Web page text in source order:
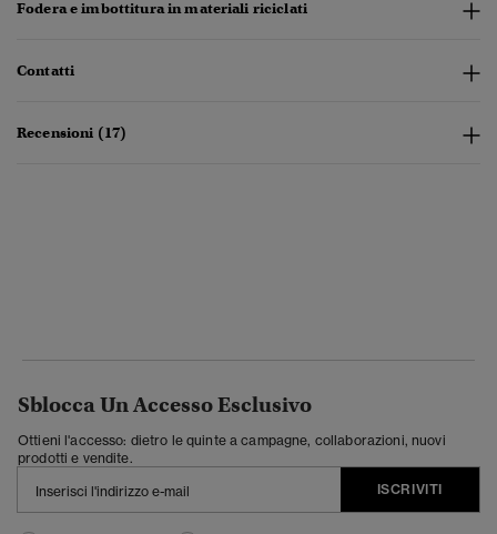
Fodera e imbottitura in materiali riciclati
Contatti
Recensioni (17)
Sblocca Un Accesso Esclusivo
Ottieni l'accesso: dietro le quinte a campagne, collaborazioni, nuovi
prodotti e vendite.
ISCRIVITI